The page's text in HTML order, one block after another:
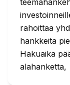
rahoittaa
hankkeita
Hakuaika
alahanketta,